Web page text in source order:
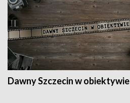
Dawny Szczecin w obiektywie